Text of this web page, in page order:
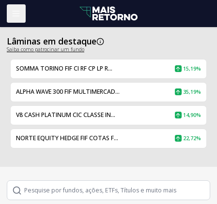
Lâminas em destaque
Saiba como patrocinar um fundo
SOMMA TORINO FIF CI RF CP LP R... 15,19%
ALPHA WAVE 300 FIF MULTIMERCAD... 35,19%
V8 CASH PLATINUM CIC CLASSE IN... 14,90%
NORTE EQUITY HEDGE FIF COTAS F... 22,72%